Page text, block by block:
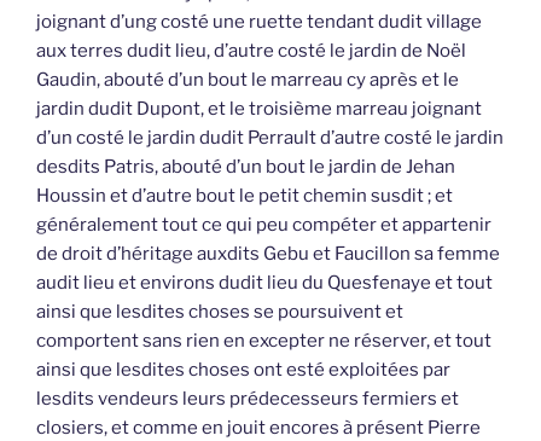
joignant d’ung costé une ruette tendant dudit village
aux terres dudit lieu, d’autre costé le jardin de Noël
Gaudin, abouté d’un bout le marreau cy après et le
jardin dudit Dupont, et le troisième marreau joignant
d’un costé le jardin dudit Perrault d’autre costé le jardin
desdits Patris, abouté d’un bout le jardin de Jehan
Houssin et d’autre bout le petit chemin susdit ; et
généralement tout ce qui peu compéter et appartenir
de droit d’héritage auxdits Gebu et Faucillon sa femme
audit lieu et environs dudit lieu du Quesfenaye et tout
ainsi que lesdites choses se poursuivent et
comportent sans rien en excepter ne réserver, et tout
ainsi que lesdites choses ont esté exploitées par
lesdits vendeurs leurs prédecesseurs fermiers et
closiers, et comme en jouit encores à présent Pierre